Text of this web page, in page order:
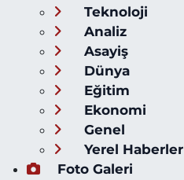
Teknoloji
Analiz
Asayiş
Dünya
Eğitim
Ekonomi
Genel
Yerel Haberler
Foto Galeri